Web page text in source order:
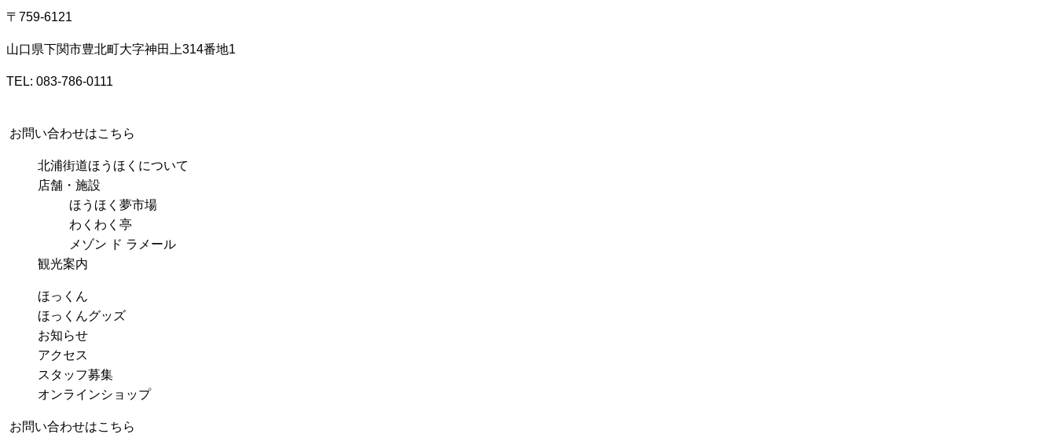
〒759-6121
山口県下関市豊北町大字神田上314番地1
TEL: 083-786-0111
お問い合わせはこちら
北浦街道ほうほくについて
店舗・施設
ほうほく夢市場
わくわく亭
メゾン ド ラメール
観光案内
ほっくん
ほっくんグッズ
お知らせ
アクセス
スタッフ募集
オンラインショップ
お問い合わせはこちら